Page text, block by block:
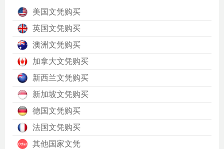
美国文凭购买
英国文凭购买
澳洲文凭购买
加拿大文凭购买
新西兰文凭购买
新加坡文凭购买
德国文凭购买
法国文凭购买
其他国家文凭